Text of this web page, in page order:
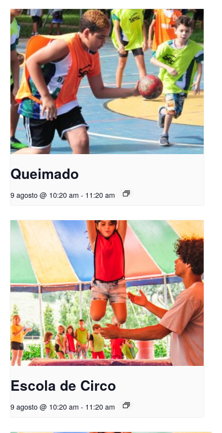
Queimado
9 agosto @ 10:20 am - 11:20 am
Escola de Circo
9 agosto @ 10:20 am - 11:20 am